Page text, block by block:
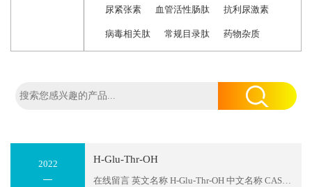
尿紧张素 血管活性肠肽 抗利尿激素
病毒相关肽 常规目录肽 药物杂质
2022 H-Glu-Thr-OH
在线留言 英文名称 H-Glu-Thr-OH 中文名称 CAS NO 6875-80-5 货号 605298 序列 ET 分子式 C9H16N2O6 分子量 248.2 存储温度 2-8℃ 纯度 ≥95% or 98% 包装 1mg；5mg；10mg；50mg；100mg,1g or according to customers detail requirement....